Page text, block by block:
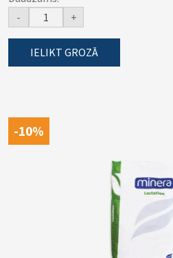
-
+
IELIKT GROZĀ
-10%